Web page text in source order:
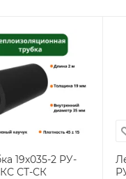
19х035-2 РУ-
СТ-СК